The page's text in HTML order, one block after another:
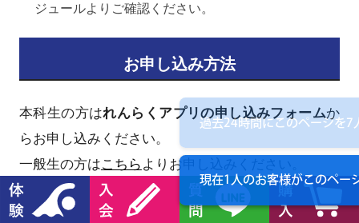
ジュールよりご確認ください。
お申し込み方法
本科生の方はれんらくアプリの申し込みフォームか
らお申し込みください。
一般生の方はこちら よりお申し込みください。
過去24時間にこのページを7
現在1人のお客様がこのペー